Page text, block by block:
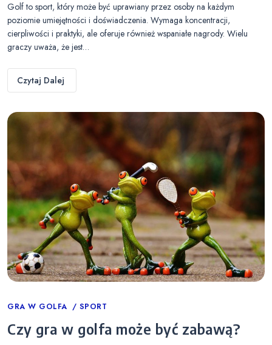
Golf to sport, który może być uprawiany przez osoby na każdym
poziomie umiejętności i doświadczenia. Wymaga koncentracji,
cierpliwości i praktyki, ale oferuje również wspaniałe nagrody. Wielu
graczy uważa, że jest…
Czytaj Dalej
Categories
GRA W GOLFA SPORT
Czy gra w golfa może być zabawą?